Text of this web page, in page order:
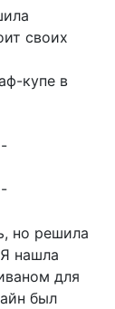
своих
купе в
но решила
нашла
для
был